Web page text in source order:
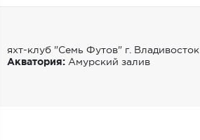
яхт-клуб "Семь Футов" г. Владивосток
Акватория: Амурский залив